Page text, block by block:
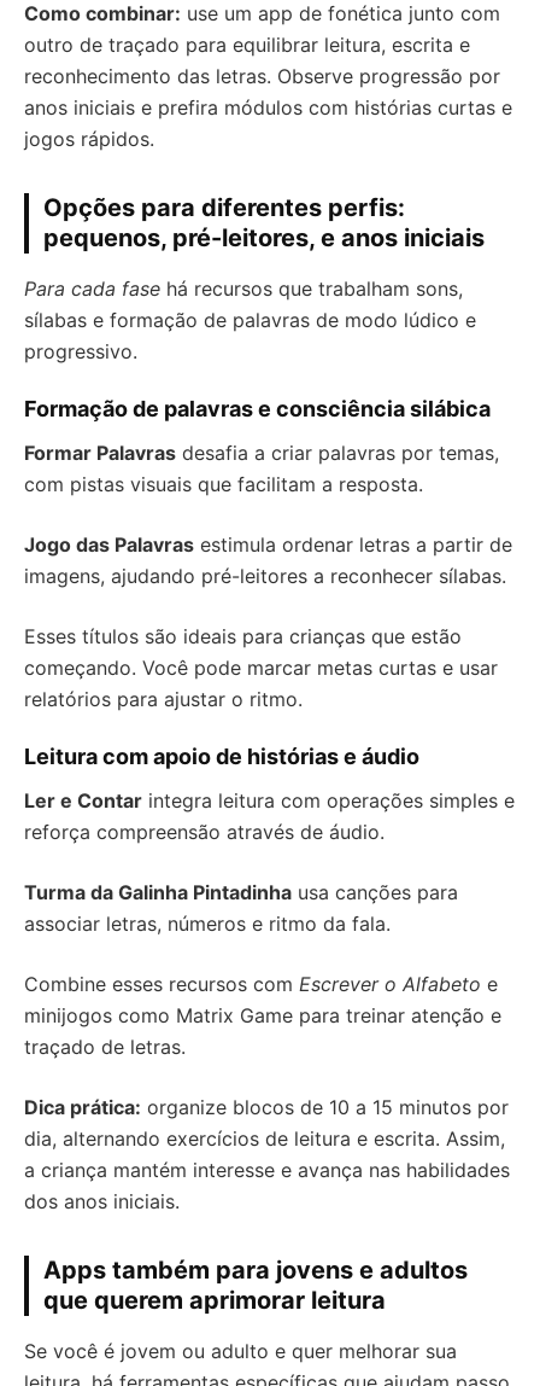
Como combinar: use um app de fonética junto com
outro de traçado para equilibrar leitura, escrita e
reconhecimento das letras. Observe progressão por
anos iniciais e prefira módulos com histórias curtas e
jogos rápidos.
Opções para diferentes perfis:
pequenos, pré-leitores, e anos iniciais
Para cada fase há recursos que trabalham sons,
sílabas e formação de palavras de modo lúdico e
progressivo.
Formação de palavras e consciência silábica
Formar Palavras desafia a criar palavras por temas,
com pistas visuais que facilitam a resposta.
Jogo das Palavras estimula ordenar letras a partir de
imagens, ajudando pré-leitores a reconhecer sílabas.
Esses títulos são ideais para crianças que estão
começando. Você pode marcar metas curtas e usar
relatórios para ajustar o ritmo.
Leitura com apoio de histórias e áudio
Ler e Contar integra leitura com operações simples e
reforça compreensão através de áudio.
Turma da Galinha Pintadinha usa canções para
associar letras, números e ritmo da fala.
Combine esses recursos com Escrever o Alfabeto e
minijogos como Matrix Game para treinar atenção e
traçado de letras.
Dica prática: organize blocos de 10 a 15 minutos por
dia, alternando exercícios de leitura e escrita. Assim,
a criança mantém interesse e avança nas habilidades
dos anos iniciais.
Apps também para jovens e adultos
que querem aprimorar leitura
Se você é jovem ou adulto e quer melhorar sua